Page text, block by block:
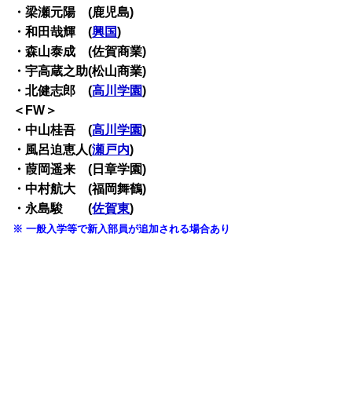
・梁瀬元陽 (鹿児島)
・和田哉輝 (興国)
・森山泰成 (佐賀商業)
・宇高蔵之助(松山商業)
・北健志郎 (高川学園)
＜FW＞
・中山桂吾 (高川学園)
・風呂迫恵人(瀬戸内)
・葭岡遥来 (日章学園)
・中村航大 (福岡舞鶴)
・永島駿 (佐賀東)
※ 一般入学等で新入部員が追加される場合あり